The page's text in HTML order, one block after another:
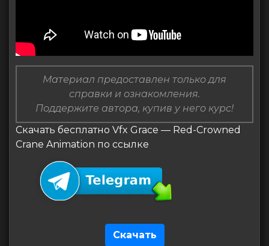
Материал предоставлен только для
справки и ознакомления.
Поддержите автора, купив у него курс!
Скачать бесплатно Vfx Grace — Red-Crowned
Crane Animation по ссылке
Скачать